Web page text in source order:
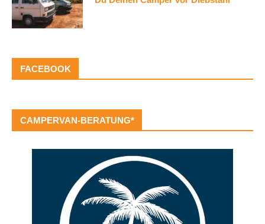
FACEBOOK
CAMPERVAN-BERATUNG*